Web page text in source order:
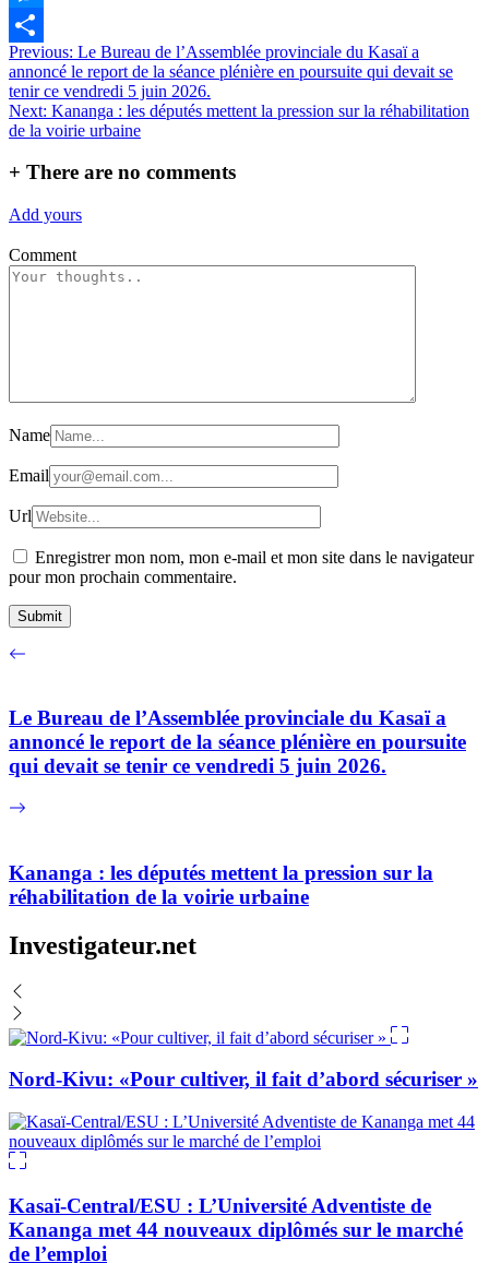
Messenger
Partager
Navigation
de
l’article
Previous: Le Bureau de l’Assemblée provinciale du Kasaï a
annoncé le report de la séance plénière en poursuite qui devait se
tenir ce vendredi 5 juin 2026.
Next: Kananga : les députés mettent la pression sur la réhabilitation
de la voirie urbaine
+ There are no comments
Add yours
Comment
Name
Email
Url
Enregistrer mon nom, mon e-mail et mon site dans le navigateur
pour mon prochain commentaire.
Le Bureau de l’Assemblée provinciale du Kasaï a
annoncé le report de la séance plénière en poursuite
qui devait se tenir ce vendredi 5 juin 2026.
Kananga : les députés mettent la pression sur la
réhabilitation de la voirie urbaine
Investigateur.net
Nord-Kivu: «Pour cultiver, il fait d’abord sécuriser »
Kasaï-Central/ESU : L’Université Adventiste de
Kananga met 44 nouveaux diplômés sur le marché
de l’emploi